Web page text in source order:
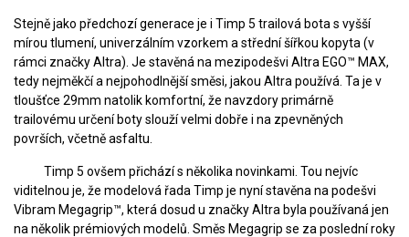
Stejně jako předchozí generace je i Timp 5 trailová bota s vyšší
mírou tlumení, univerzálním vzorkem a střední šířkou kopyta (v
rámci značky Altra). Je stavěná na mezipodešvi Altra EGO™ MAX,
tedy nejměkčí a nejpohodlnější směsi, jakou Altra používá. Ta je v
tloušťce 29mm natolik komfortní, že navzdory primárně
trailovému určení boty slouží velmi dobře i na zpevněných
površích, včetně asfaltu.
Timp 5 ovšem přichází s několika novinkami. Tou nejvíc
viditelnou je, že modelová řada Timp je nyní stavěna na podešvi
Vibram Megagrip™, která dosud u značky Altra byla používaná jen
na několik prémiových modelů. Směs Megagrip se za poslední roky